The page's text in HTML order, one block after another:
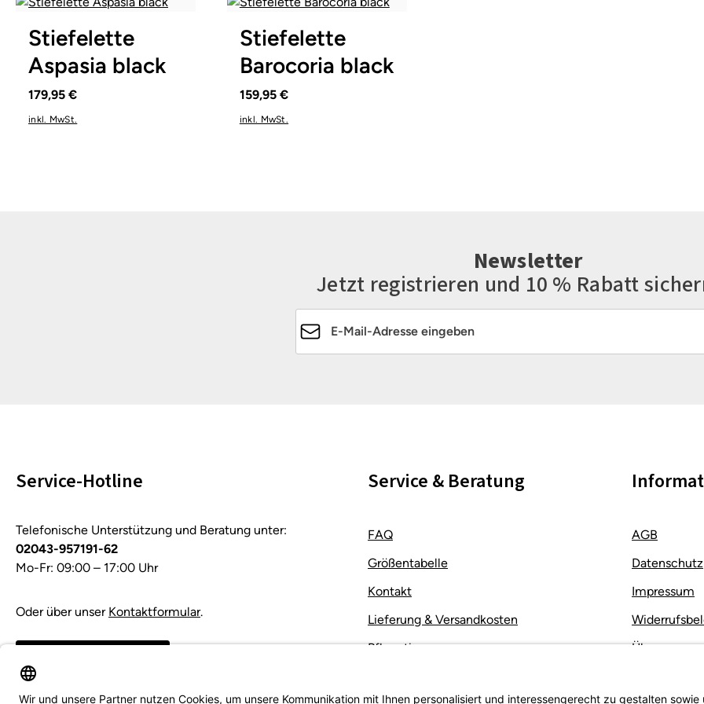
In vielen Größen verfügbar
Stiefelette
Aspasia black
179,95 €
inkl. MwSt.
42½ 43
Stiefelette
Barocoria black
159,95 €
inkl. MwSt.
Newsletter
Jetzt registrieren und 10 % Rabatt
Service-Hotline
Telefonische Unterstützung und Beratung unter:
02043-957191-62
Mo-Fr: 09:00 – 17:00 Uhr
Oder über unser Kontaktformular.
Service & Beratung
FAQ
Größentabelle
Kontakt
Lieferung & Versandkosten
Pflegetipps
AGB
Datenschutz
Impressum
Über uns